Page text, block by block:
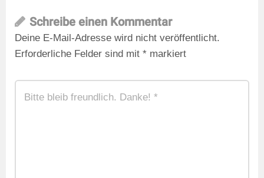
Schreibe einen Kommentar
Deine E-Mail-Adresse wird nicht veröffentlicht.
Erforderliche Felder sind mit * markiert